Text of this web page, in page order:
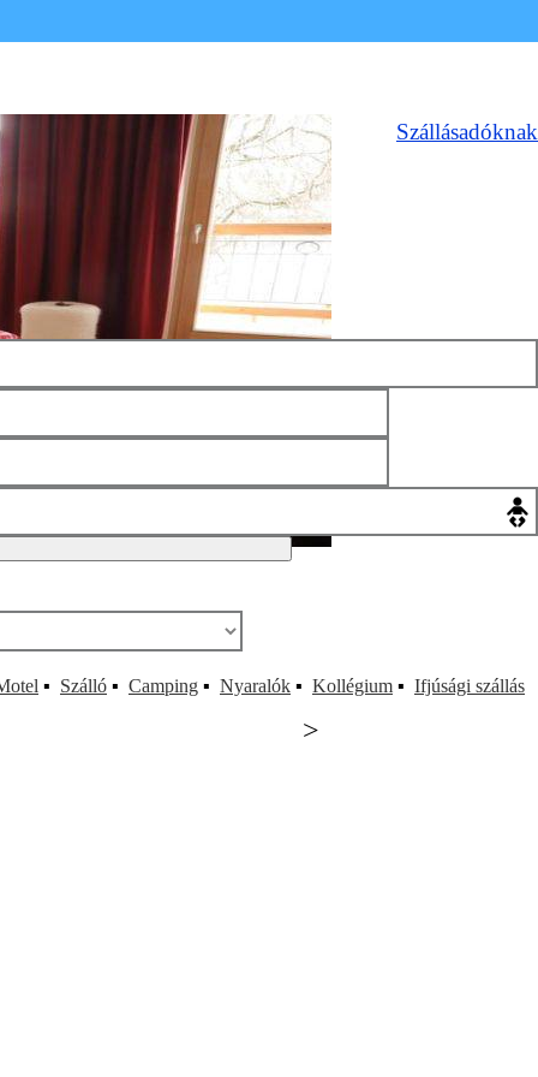
Szállásadóknak
>
▪ Szálló ▪ Camping ▪ Nyaralók ▪ Kollégium ▪ Ifjúsági szállás